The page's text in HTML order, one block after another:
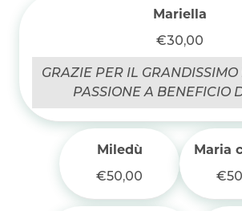
Mariella
€30,00
GRAZIE PER IL
PASSIONE A BENEFICIO
Miledù
€50,00
Maria